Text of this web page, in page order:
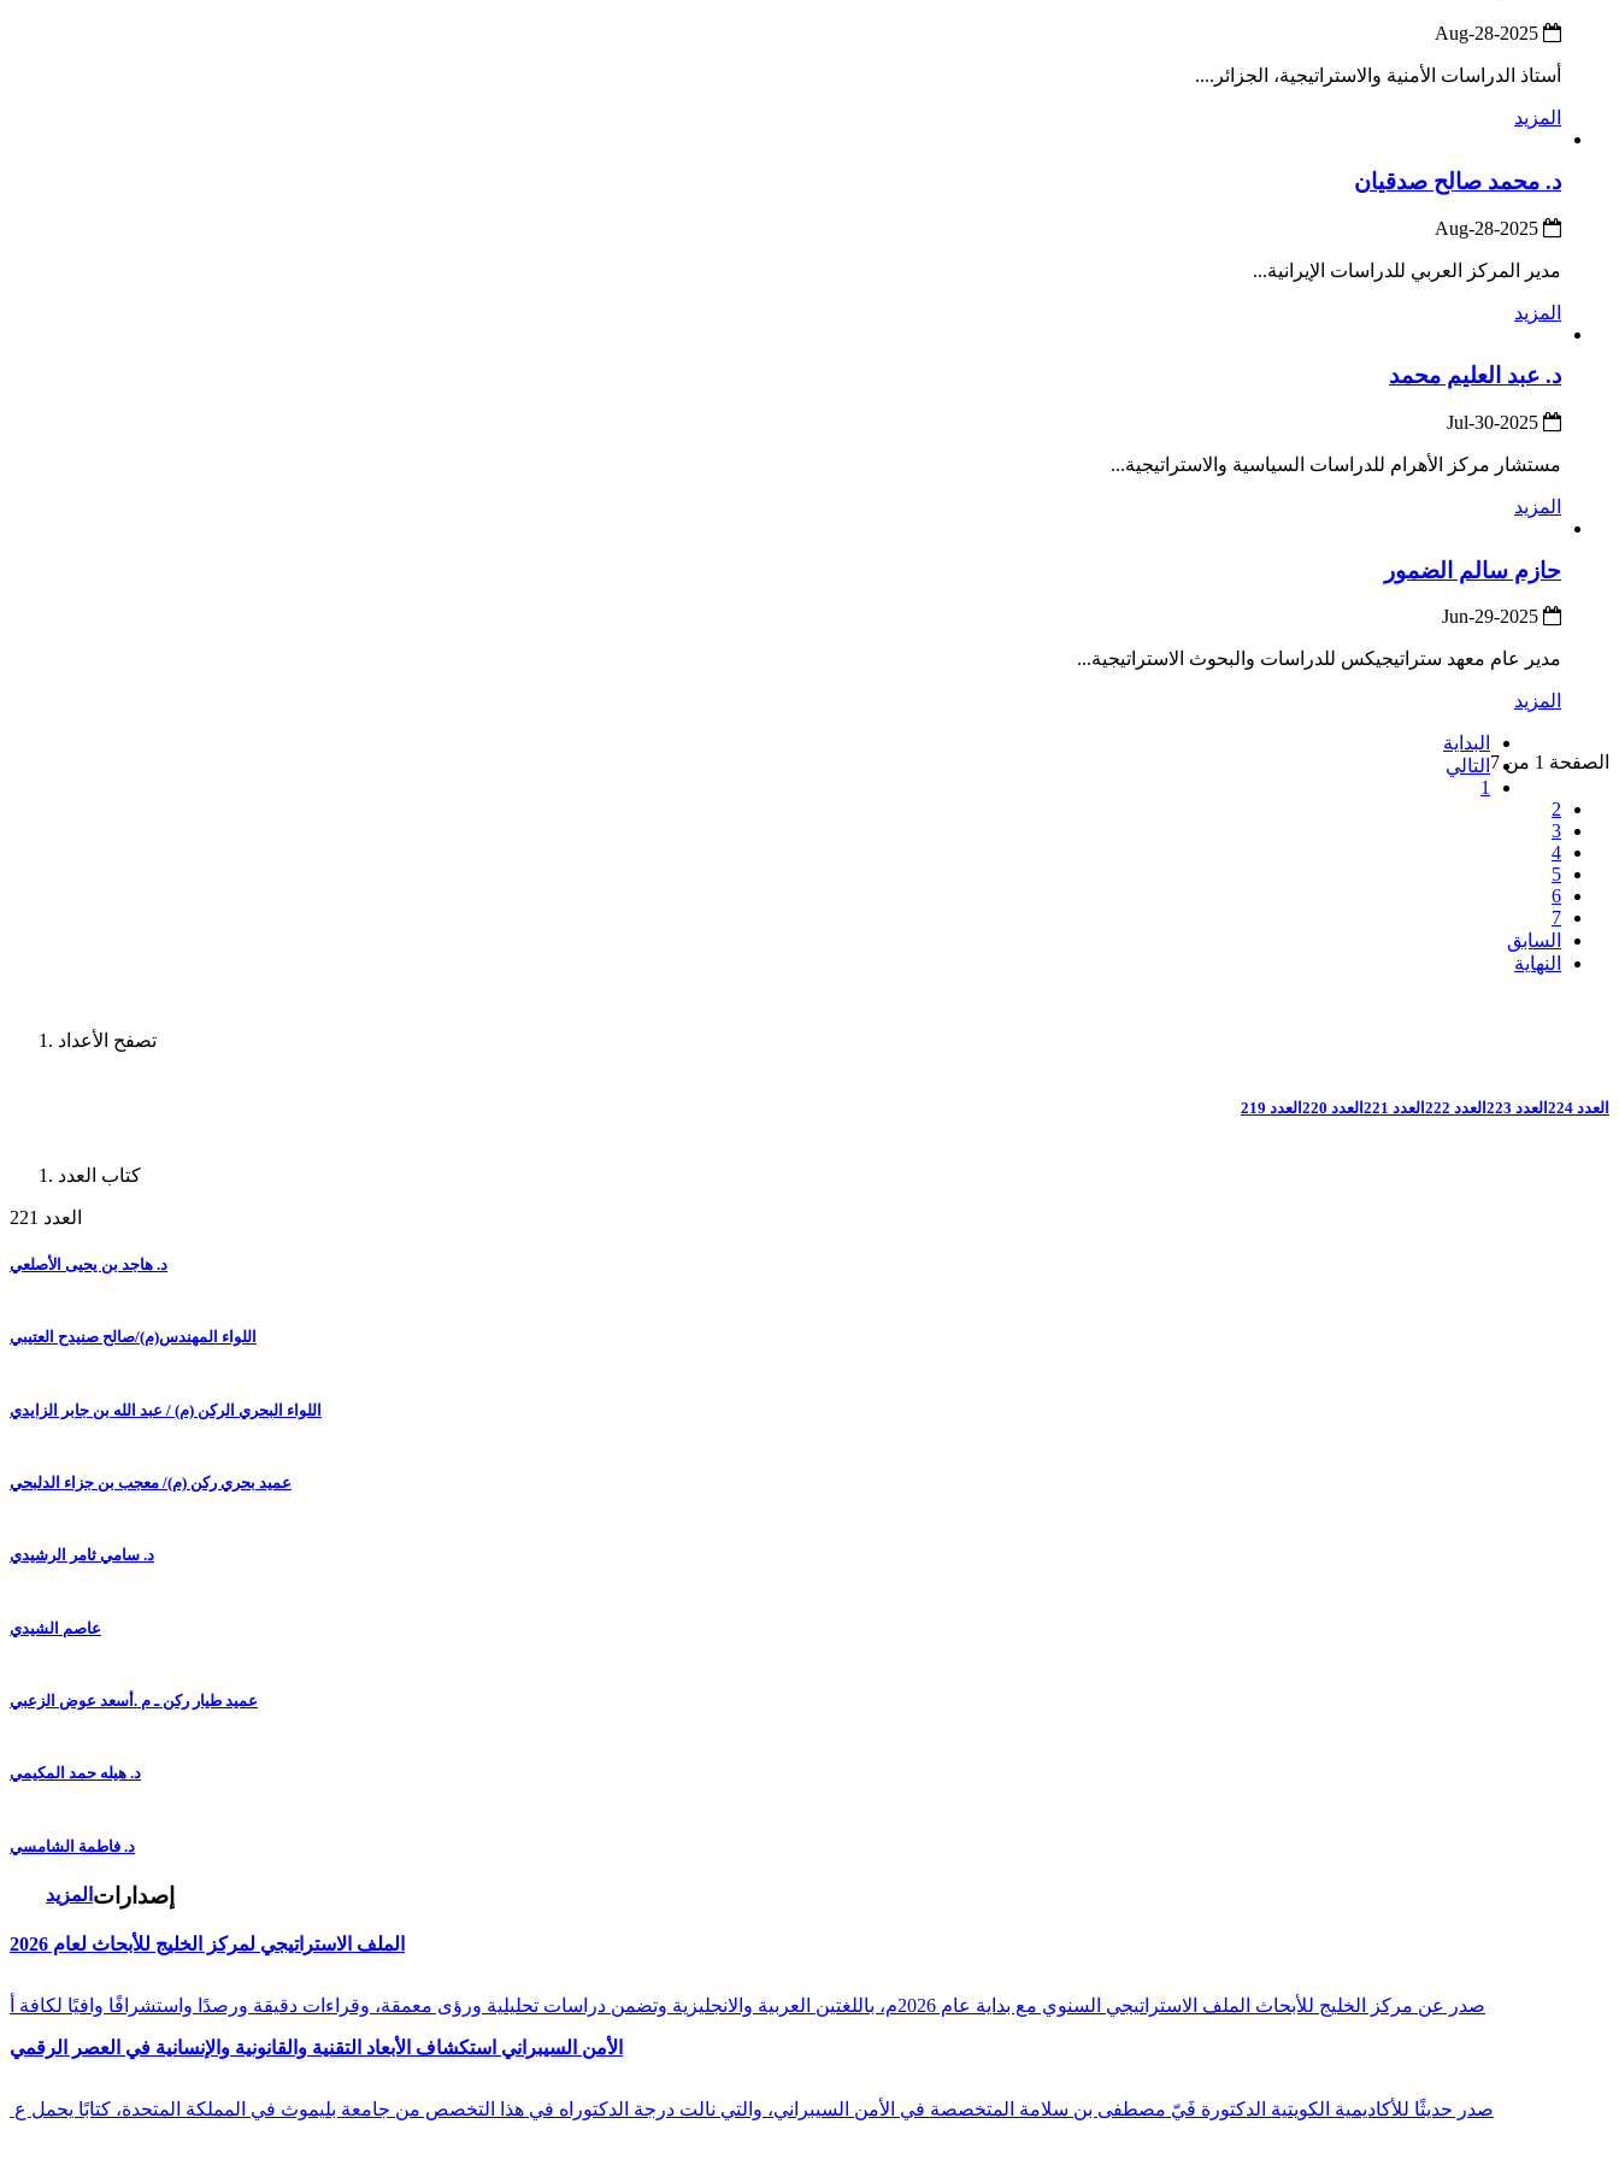
أستاذ الدراسات الأمنية والاستراتيجية، الجزائر....
المزيد
د. محمد صالح صدقيان
مدير المركز العربي للدراسات الإيرانية...
المزيد
د. عبد العليم محمد
مستشار مركز الأهرام للدراسات السياسية والاستراتيجية...
المزيد
حازم سالم الضمور
مدير عام معهد ستراتيجيكس للدراسات والبحوث الاستراتيجية...
المزيد
الصفحة 1 من 7
البداية
التالي
1
2
3
4
5
6
7
السابق
النهاية
تصفح الأعداد
العدد 224 العدد 223 العدد 222 العدد 221 العدد 220 العدد 219
كتاب العدد
العدد 221
د. هاجد بن يحيى الأصلعي
اللواء المهندس(م)/صالح صنيدح العتيبي
اللواء البحري الركن (م) / عبد الله بن جابر الزايدي
عميد بحري ركن (م)/ معجب بن جزاء الدلبحي
د. سامي ثامر الرشيدي
عاصم الشيدي
عميد طيار ركن ـ م .أسعد عوض الزعبي
د. هيله حمد المكيمي
د. فاطمة الشامسي
المزيد إصدارات
الملف الاستراتيجي لمركز الخليج للأبحاث لعام 2026
صدر عن مركز الخليج للأبحاث الملف الاستراتيجي السنوي مع بداية عام 2026م، باللغتين العربية والانجليزية وتضمن دراسات تحليلية ورؤى معمقة، وقراءات دقيقة ورصدًا واستشرافًا وافيًا لكافة أ
الأمن السيبراني استكشاف الأبعاد التقنية والقانونية والإنسانية في العصر الرقمي
صدر حديثًا للأكاديمية الكويتية الدكتورة فَيّ مصطفى بن سلامة المتخصصة في الأمن السيبراني، والتي نالت درجة الدكتوراه في هذا التخصص من جامعة بليموث في المملكة المتحدة، كتابًا يحمل ع